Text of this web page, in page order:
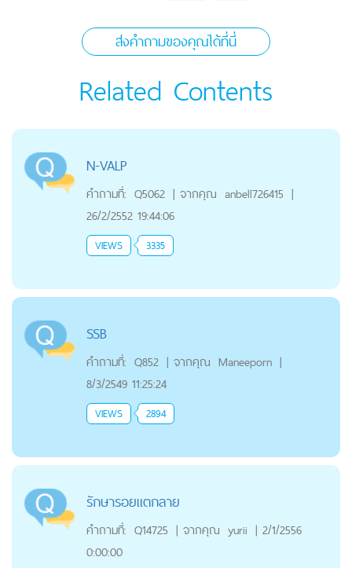
ส่งคำถามของคุณได้ที่นี่
Related Contents
N-VALP
คำถามที่: Q5062 | จากคุณ anbell726415 |
26/2/2552 19:44:06
VIEWS 3335
SSB
คำถามที่: Q852 | จากคุณ Maneeporn |
8/3/2549 11:25:24
VIEWS 2894
รักษารอยแตกลาย
คำถามที่: Q14725 | จากคุณ yurii | 2/1/2556
0:00:00